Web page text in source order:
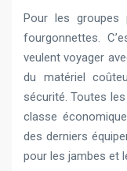
Pour les groupes
fourgonnettes.
veulent voyager
du matériel
sécurité. Toutes
classe
des derniers
pour les jambes et